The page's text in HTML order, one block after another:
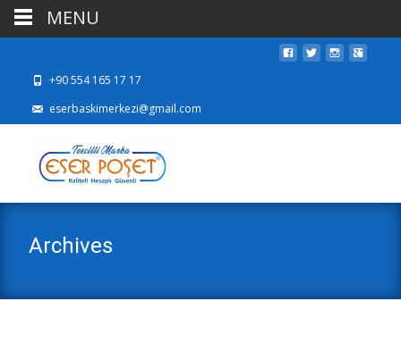
+90 554 165 17 17
eserbaskimerkezi@gmail.com
Archives
MENU